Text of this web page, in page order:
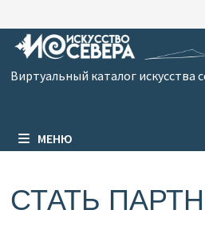
к
содержимому
Виртуальный каталог искусства
МЕНЮ
СТАТЬ